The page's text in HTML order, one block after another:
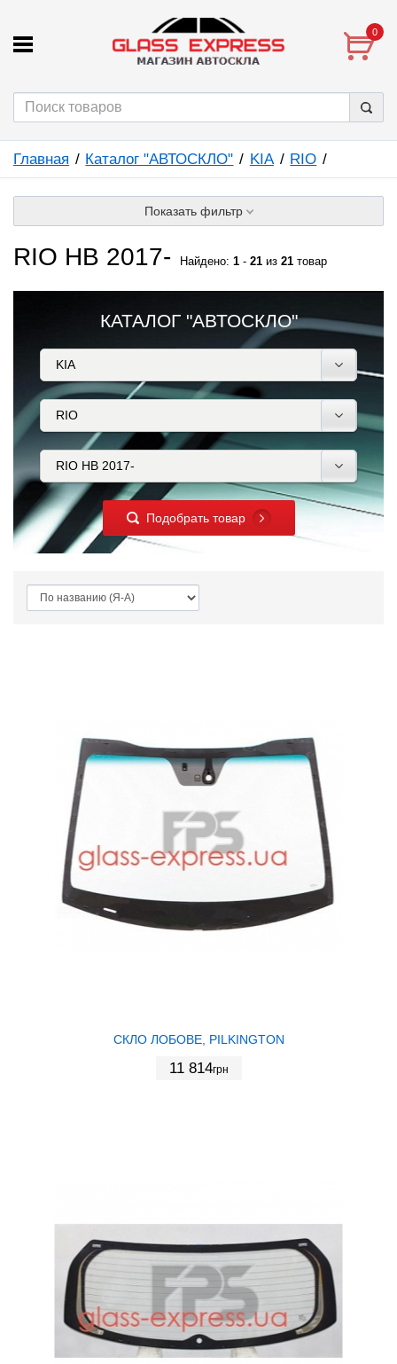
0
Главная Каталог "АВТОСКЛО" KIA RIO
Показать фильтр
RIO HB 2017- Найдено: 1 - 21 из 21 товар
КАТАЛОГ "АВТОСКЛО"
Подобрать товар
СКЛО ЛОБОВЕ, PILKINGTON
11 814грн